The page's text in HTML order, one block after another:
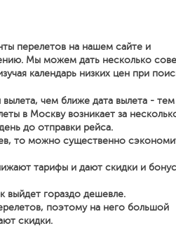
перелетов на нашем сайте и
Мы можем дать несколько
календарь низких цен при
чем ближе дата вылета - тем
в Москву возникает за
до отправки рейса.
то можно существенно
тарифы и дают скидки и
выйдет гораздо дешевле.
поэтому на него большой
скидки.